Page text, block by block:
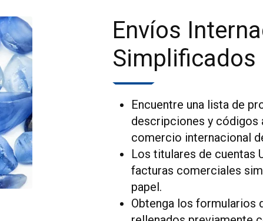
Envíos
Simplificados
Encuentre una lista de
descripciones y códigos
comercio internacional
Los titulares de cuentas
facturas comerciales
papel.
Obtenga los formularios